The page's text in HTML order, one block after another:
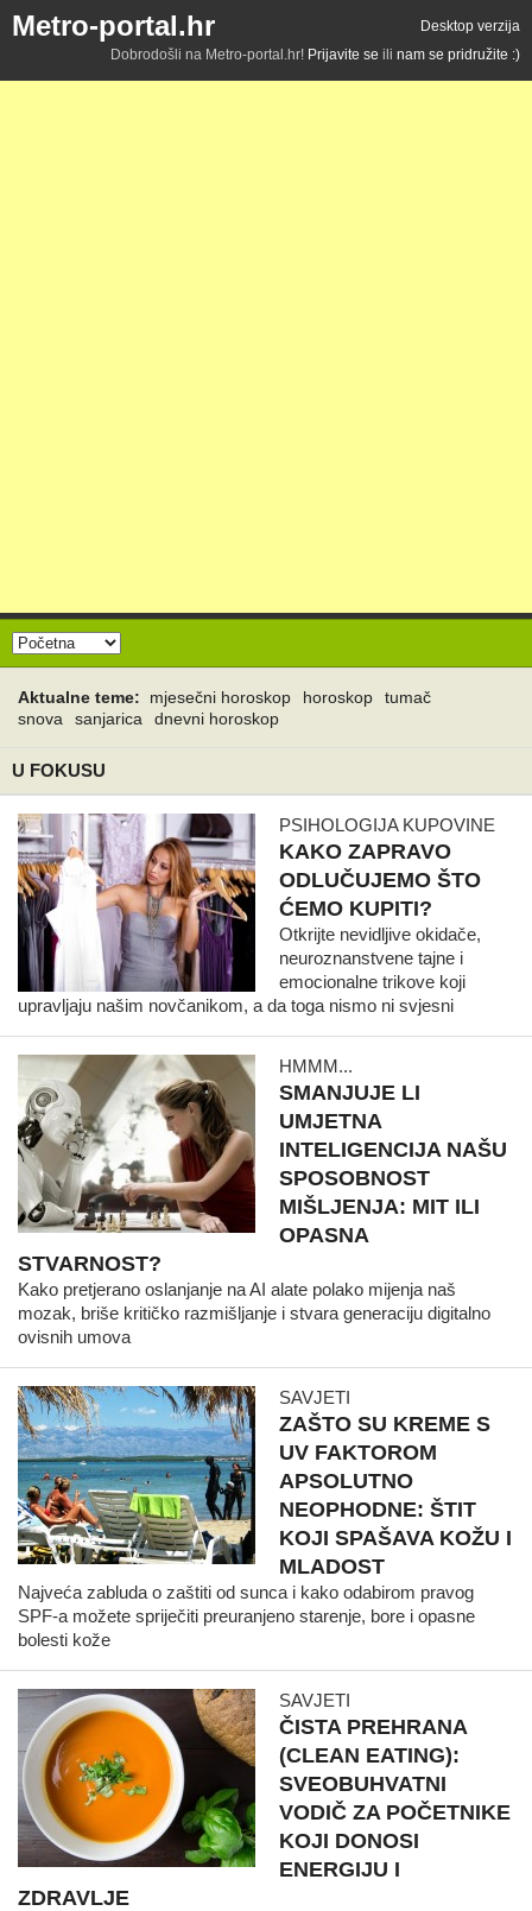
Metro-portal.hr
Desktop verzija
Dobrodošli na Metro-portal.hr! Prijavite se ili nam se pridružite :)
Aktualne teme: mjesečni horoskop horoskop
tumač
snova
sanjarica dnevni horoskop
U FOKUSU
PSIHOLOGIJA KUPOVINE
KAKO ZAPRAVO
ODLUČUJEMO ŠTO
ĆEMO KUPITI?
Otkrijte nevidljive okidače,
neuroznanstvene tajne i
emocionalne trikove koji
upravljaju našim novčanikom, a da toga nismo ni svjesni
HMMM...
SMANJUJE LI
UMJETNA
INTELIGENCIJA NAŠU
SPOSOBNOST
MIŠLJENJA: MIT ILI
OPASNA
STVARNOST?
Kako pretjerano oslanjanje na AI alate polako mijenja naš
mozak, briše kritičko razmišljanje i stvara generaciju digitalno
ovisnih umova
SAVJETI
ZAŠTO SU KREME S
UV FAKTOROM
APSOLUTNO
NEOPHODNE: ŠTIT
KOJI SPAŠAVA KOŽU I
MLADOST
Najveća zabluda o zaštiti od sunca i kako odabirom pravog
SPF-a možete spriječiti preuranjeno starenje, bore i opasne
bolesti kože
SAVJETI
ČISTA PREHRANA
(CLEAN EATING):
SVEOBUHVATNI
VODIČ ZA POČETNIKE
KOJI DONOSI
ENERGIJU I
ZDRAVLJE